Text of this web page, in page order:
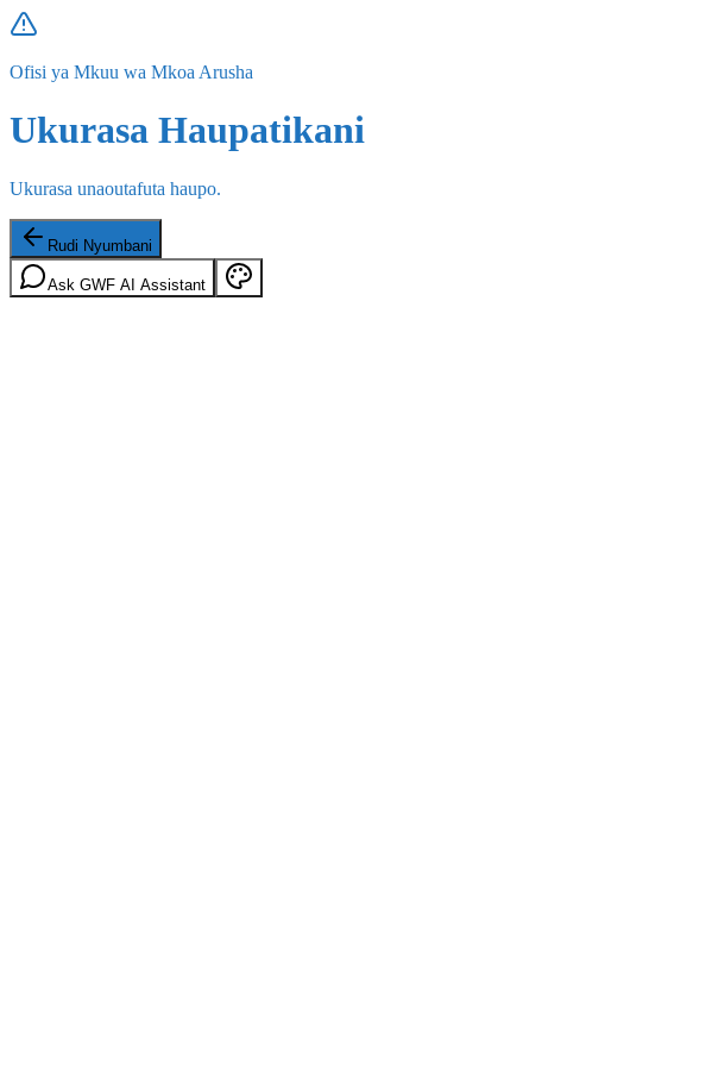
Ofisi ya Mkuu wa Mkoa Arusha
Ukurasa Haupatikani
Ukurasa unaoutafuta haupo.
Rudi Nyumbani
Ask GWF AI Assistant